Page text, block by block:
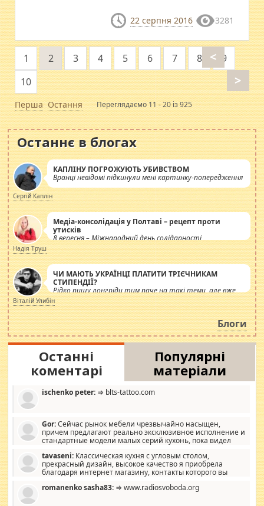
22 серпня 2016 3281
Перша
<
1 2 3 4 5 6 7 8
9
10
>
Остання Переглядаємо 11 - 20 із 925
Останнє в блогах
КАПЛІНУ ПОГРОЖУЮТЬ УБИВСТВОМ
Вранці невідомі підкинули мені картинку-попередження
Сергій Каплін
Медіа-консолідація у Полтаві – рецепт проти
утисків
8 вересня – Міжнародний день солідарності
журналістів.
Надія Труш
ЧИ МАЮТЬ УКРАЇНЦІ ПЛАТИТИ ТРІЄЧНИКАМ
СТИПЕНДІЇ?
Рідко пишу лонгріди тим паче на такі теми, але вже
просто дістало! Обурюють сьогоднішні інсенуації
навколо стипендіального питання. Штучно
роздувається ще одна соціальна катастрофа.
Віталій Улибін
Блоги
Останні
коментарі
Популярні
матеріали
ischenko peter: ⇒ blts-tattoo.com
Gor:Сейчас рынок мебели чрезвычайно насыщен,
причем предлагают реально эксклюзивное исполнение и
стандартные модели малых серий кухонь, пока видел
стандартные формы, в MebelOk, креативненько и что главное -
со вкусом все в порядке, без ненужных наворотов удорожающих
мебель, а это не последний фактор.
tavaseni: Классическая кухня с угловым столом,
прекрасный дизайн, высокое качество я приобрела
благодаря интернет магазину, контакты которого вы
romanenko sasha83: ⇒ www.radiosvoboda.org